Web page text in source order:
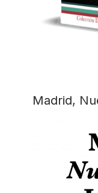
Madrid,